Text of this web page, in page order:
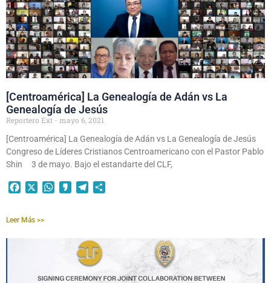
[Centroamérica] La Genealogía de Adán vs La
Genealogía de Jesús
Reportero Ext
mayo 6, 2021
[Centroamérica] La Genealogía de Adán vs La Genealogía de Jesús
Congreso de Líderes Cristianos Centroamericano con el Pastor Pablo
Shin 3 de mayo. Bajo el estandarte del CLF,
FacebookWhatsApp
KakaoTelegram
Leer Más >>